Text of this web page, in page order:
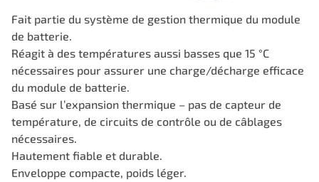
Fait partie du système de gestion thermique du module
de batterie.
Réagit à des températures aussi basses que 15 °C
nécessaires pour assurer une charge/décharge efficace
du module de batterie.
Basé sur l’expansion thermique – pas de capteur de
température, de circuits de contrôle ou de câblages
nécessaires.
Hautement fiable et durable.
Enveloppe compacte, poids léger.